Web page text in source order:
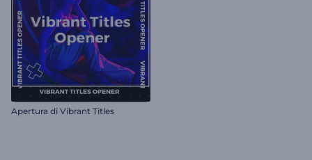
Apertura di Vibrant Titles